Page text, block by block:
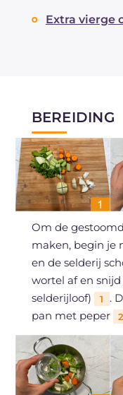
Extra vierge
BEREIDING
Om de
maken, begin je
en de selderij
wortel af en
selderijloof)
1
.
pan met peper
2